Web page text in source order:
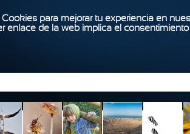
para mejorar tu experiencia en
enlace de la web implica el